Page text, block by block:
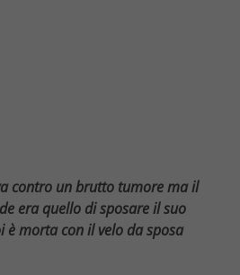
contro un brutto tumore ma il
era quello di sposare il suo
è morta con il velo da sposa